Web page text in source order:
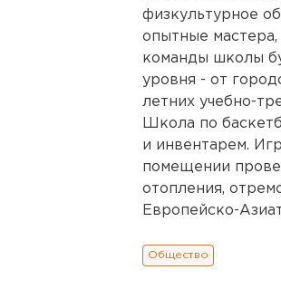
физкультурное
опытные
команды школы
уровня - от
летних учебно-
Школа по
и инвентарем.
помещении
отопления,
Европейско-
Общество